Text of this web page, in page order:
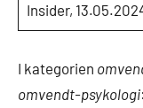
Insider,
I kategorien
omvendt-psykologi